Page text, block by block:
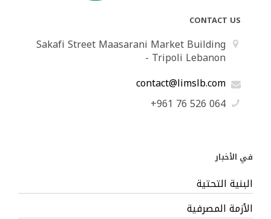
CONTACT US
Sakafi Street Maasarani Market Building
- Tripoli Lebanon
contact@limslb.com
+961 76 526 064
في الأخبار
البنية التحتية
الأزمة المصرفية